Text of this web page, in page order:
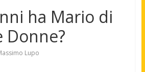
ha Mario di
Donne?
Lupo